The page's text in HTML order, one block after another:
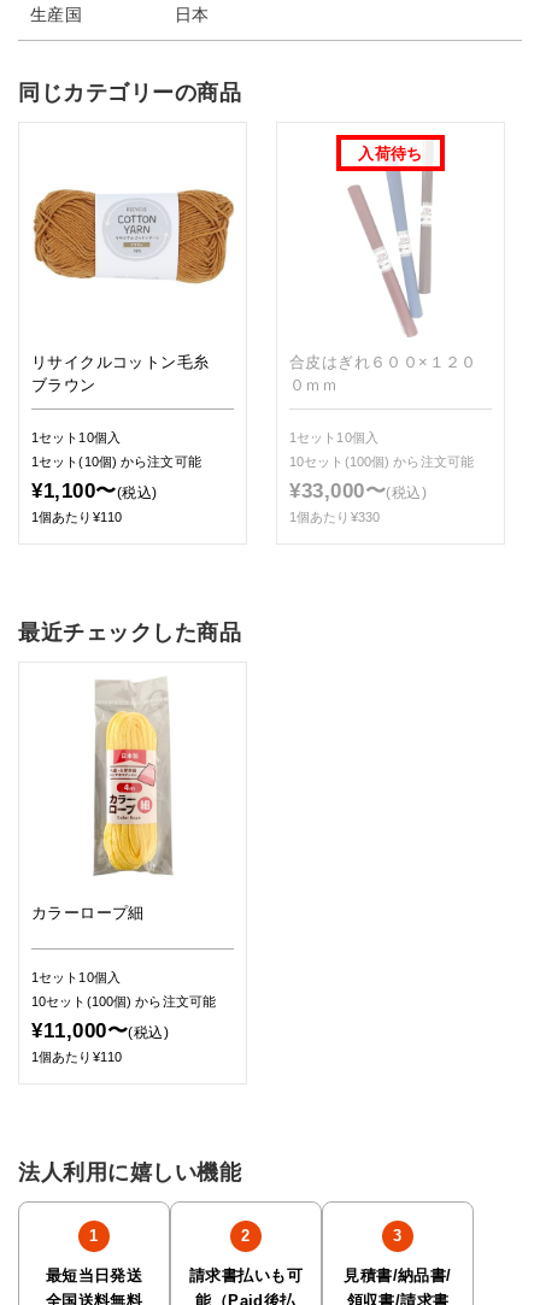
生産国 日本
同じカテゴリーの商品
リサイクルコットン毛糸
ブラウン
1セット10個入
1セット(10個)から注文可能
¥1,100〜(税込)
1個あたり¥110
合皮はぎれ６００×１２０
０ｍｍ
1セット10個入
10セット(100個)から注文可能
¥33,000〜(税込)
1個あたり¥330
最近チェックした商品
カラーロープ細
1セット10個入
10セット(100個)から注文可能
¥11,000〜(税込)
1個あたり¥110
法人利用に嬉しい機能
最短当日発送
全国送料無料
請求書払いも可
能（Paid後払
見積書/納品書/
領収書/請求書